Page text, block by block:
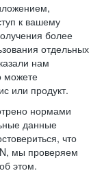
к вашему
более
отдельных
нам
можете
или продукт.
нормами
данные
что
мы проверяем
этом.